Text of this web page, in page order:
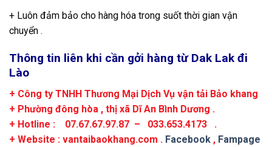
+ Luôn đảm bảo cho hàng hóa trong suốt thời gian vận
chuyển .
Thông tin liên khi cần gởi hàng từ Dak Lak đi
Lào
+ Công ty TNHH Thương Mại Dịch Vụ vận tải Bảo khang
+ Phường đông hòa , thị xã Dĩ An Bình Dương .
+ Hotline : 07.67.67.97.87 – 033.653.4173 .
+ Website : vantaibaokhang.com . Facebook , Fampage